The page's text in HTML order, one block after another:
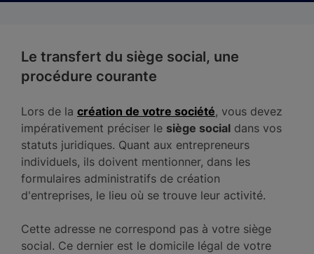
Le transfert du siège social, une
procédure courante
Lors de la création de votre société, vous devez
impérativement préciser le siège social dans vos
statuts juridiques. Quant aux entrepreneurs
individuels, ils doivent mentionner, dans les
formulaires administratifs de création
d'entreprises, le lieu où se trouve leur activité.
Cette adresse ne correspond pas à votre siège
social. Ce dernier est le domicile légal de votre